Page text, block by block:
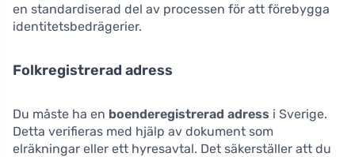
en standardiserad del av processen för att förebygga
identitetsbedrägerier.
Folkregistrerad adress
Du måste ha en boenderegistrerad adress i Sverige.
Detta verifieras med hjälp av dokument som
elräkningar eller ett hyresavtal. Det säkerställer att du